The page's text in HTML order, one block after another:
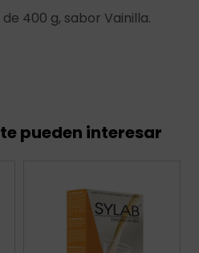
de 400 g, sabor Vainilla.
pueden interesar